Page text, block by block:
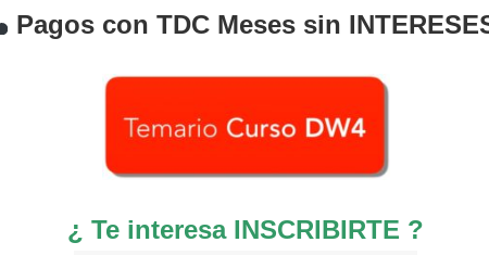
Pagos con TDC Meses sin
¿ Te interesa INSCRIBIRTE ?